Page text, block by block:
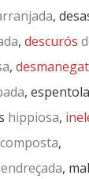
,
, descurós
, desmanegat
,
hippiosa,
,
,